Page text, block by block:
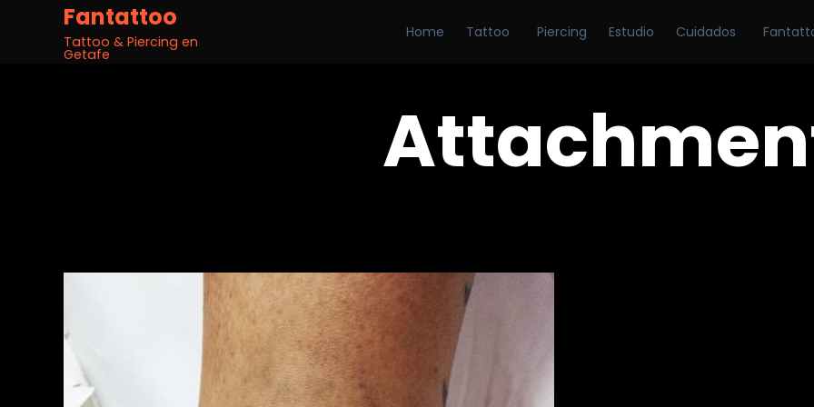
Fantattoo
Tattoo & Piercing en
Getafe
Home Tattoo Piercing Estudio Cuidados